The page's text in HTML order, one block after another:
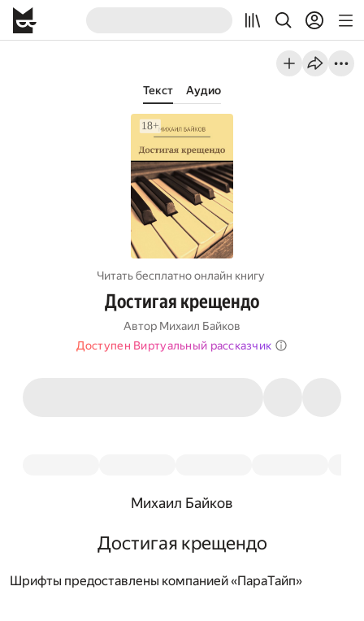
Текст Аудио
Читать бесплатно онлайн книгу
Достигая крещендо
Автор Михаил Байков
Доступен Виртуальный рассказчик
Михаил Байков
Достигая крещендо
Шрифты предоставлены компанией «ПараТайп»